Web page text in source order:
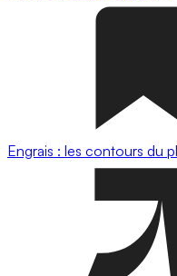
Engrais : les contours du